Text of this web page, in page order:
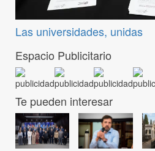
Las universidades, unidas
Espacio Publicitario
Te pueden interesar